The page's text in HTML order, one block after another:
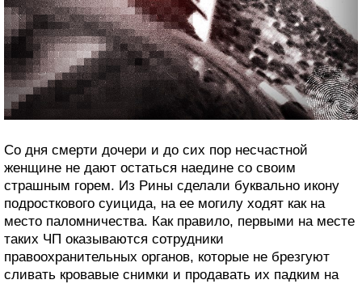
Со дня смерти дочери и до сих пор несчастной
женщине не дают остаться наедине со своим
страшным горем. Из Рины сделали буквально икону
подросткового суицида, на ее могилу ходят как на
место паломничества. Как правило, первыми на месте
таких ЧП оказываются сотрудники
правоохранительных органов, которые не брезгуют
сливать кровавые снимки и продавать их падким на